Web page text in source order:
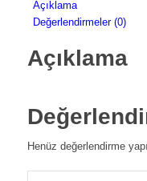
Açıklama
Değerlendirmeler (0)
Açıklama
Henüz değerlendirme